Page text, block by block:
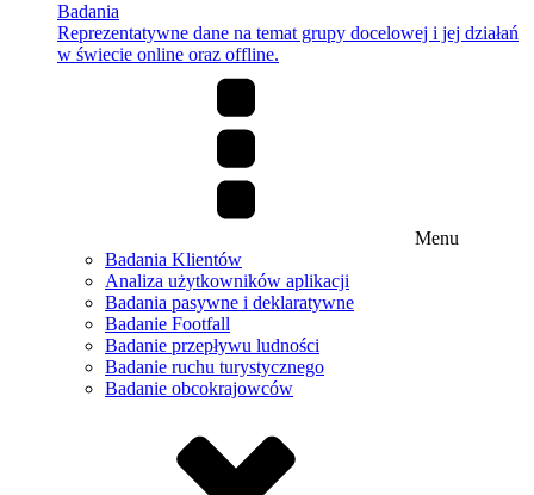
Badania
Reprezentatywne dane na temat grupy docelowej i jej działań
w świecie online oraz offline.
Menu
Badania Klientów
Analiza użytkowników aplikacji
Badania pasywne i deklaratywne
Badanie Footfall
Badanie przepływu ludności
Badanie ruchu turystycznego
Badanie obcokrajowców